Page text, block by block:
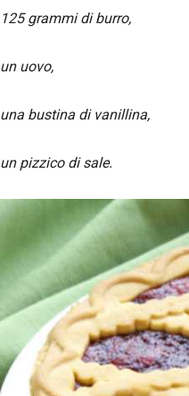
125 grammi di burro,
un uovo,
una bustina di vanillina,
un pizzico di sale.